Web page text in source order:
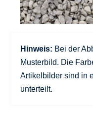
Hinweis: Bei der
Musterbild. Die
Artikelbilder sind in
unterteilt.